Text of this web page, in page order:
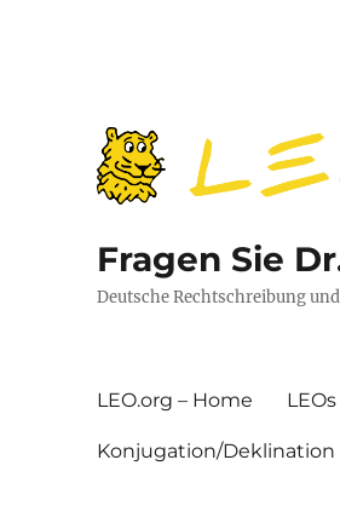
Fragen Sie
Deutsche Rechtschreibung
LEO.org – Home
Konjugation/Deklination